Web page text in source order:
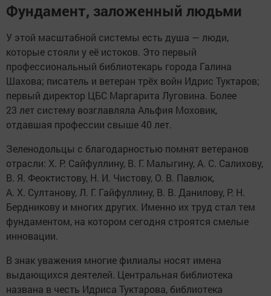
Фундамент, заложенный людьми
У этой масштабной системы есть душа — люди,
которые стояли у её истоков. Это первый
профессиональный библиотекарь города Галина
Шахова; писатель и ветеран трёх войн Идрис Туктаров;
первый директор ЦБС Маргарита Луговина. Более
23 лет систему возглавляла Альфия Моховик,
отдавшая профессии свыше 40 лет.
Зеленодольцы с благодарностью помнят ветеранов
отрасли: Х. Р. Сайфуллину, В. Г. Малыгину, А. С. Салихову,
В. Я. Феоктистову, Н. И. Чистову, О. В. Павлюк,
А. Х. Султанову, Л. Г. Гайфуллину, В. В. Данилову, Р. Н.
Бердникову и многих других. Именно их труд стал тем
фундаментом, на котором сегодня строятся смелые
инновации.
В знак уважения многие филиалы носят имена
выдающихся деятелей. Центральная библиотека
названа в честь Идриса Туктарова, библиотека